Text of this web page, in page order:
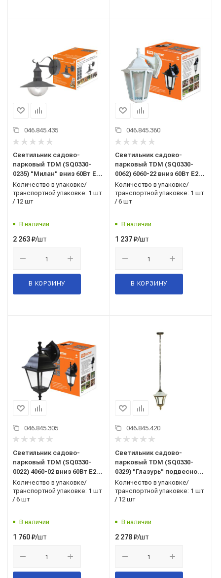
046.845.435
Светильник садово-
парковый TDM (SQ0330-
0235) "Милан" вниз 60Вт E27
серый
Количество в упаковке/
транспортной упаковке: 1 шт
/ 12 шт
В наличии
2 263₽/шт
В КОРЗИНУ
046.845.360
Светильник садово-
парковый TDM (SQ0330-
0062) 6060-22 вниз 60Вт E27
белый
Количество в упаковке/
транспортной упаковке: 1 шт
/ 6 шт
В наличии
1 237₽/шт
В КОРЗИНУ
046.845.305
Светильник садово-
парковый TDM (SQ0330-
0022) 4060-02 вниз 60Вт E27
черный
Количество в упаковке/
транспортной упаковке: 1 шт
/ 6 шт
В наличии
1 760₽/шт
046.845.420
Светильник садово-
парковый TDM (SQ0330-
0329) "Глазурь" подвесной
60Вт E27 бронза
Количество в упаковке/
транспортной упаковке: 1 шт
/ 12 шт
В наличии
2 278₽/шт